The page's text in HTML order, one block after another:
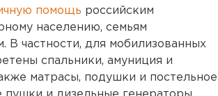
помощь российским
населению, семьям
В частности, для мобилизованных
спальники, амуниция и
матрасы, подушки и постельное